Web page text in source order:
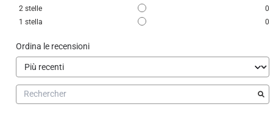
2 stelle
0
1 stella 0
Ordina le recensioni